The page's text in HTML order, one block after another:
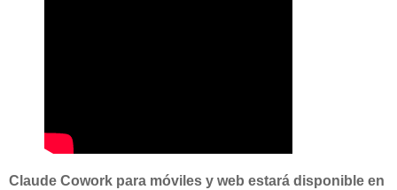
Claude Cowork para móviles y web estará disponible en